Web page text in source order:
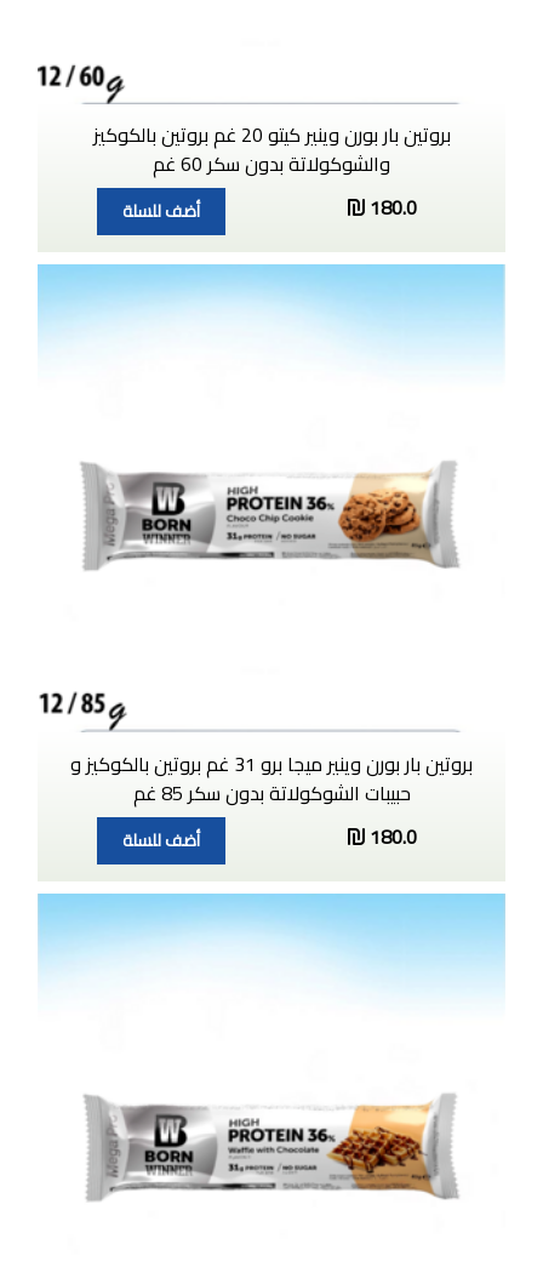
بروتين بار بورن وينير كيتو 20 غم بروتين بالكوكيز
والشوكولاتة بدون سكر 60 غم
180.0
أضف للسلة
بروتين بار بورن وينير ميجا برو 31 غم بروتين بالكوكيز و
حبيبات الشوكولاتة بدون سكر 85 غم
180.0
أضف للسلة